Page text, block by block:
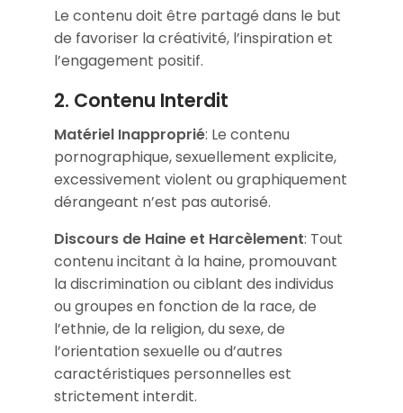
Le contenu doit être partagé dans le but
de favoriser la créativité, l’inspiration et
l’engagement positif.
2. Contenu Interdit
Matériel Inapproprié: Le contenu
pornographique, sexuellement explicite,
excessivement violent ou graphiquement
dérangeant n’est pas autorisé.
Discours de Haine et Harcèlement: Tout
contenu incitant à la haine, promouvant
la discrimination ou ciblant des individus
ou groupes en fonction de la race, de
l’ethnie, de la religion, du sexe, de
l’orientation sexuelle ou d’autres
caractéristiques personnelles est
strictement interdit.